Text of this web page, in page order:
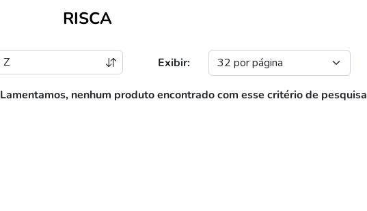
RISCA
Exibir:
Lamentamos, nenhum produto encontrado com esse critério de